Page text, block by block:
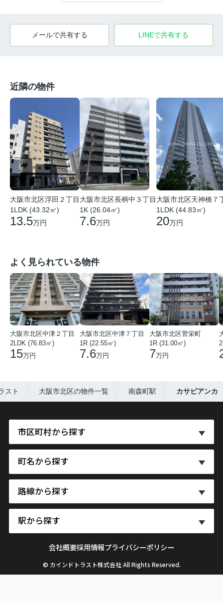
メールで共有する LINEで共有する
近隣の物件
大阪市北区浮田２丁目
1LDK (43.32㎡)
13.5万円
大阪市北区長柄中３丁目
1K (26.04㎡)
7.6万円
大阪市北区天神橋７
1LDK (44.83㎡)
20万円
よく見られている物件
大阪市北区中津２丁目
2LDK (76.83㎡)
15万円
大阪市北区中津７丁目
1R (22.55㎡)
7.6万円
大阪市北区菅栄町
1R (31.00㎡)
7万円
スト 大阪市北区の物件一覧 南森町駅 カサビアンカ
市区町村から探す
町名から探す
路線から探す
駅から探す
会社概要採用情報プライバシーポリシー
© カインドトラスト株式会社 All Rights Reserved.